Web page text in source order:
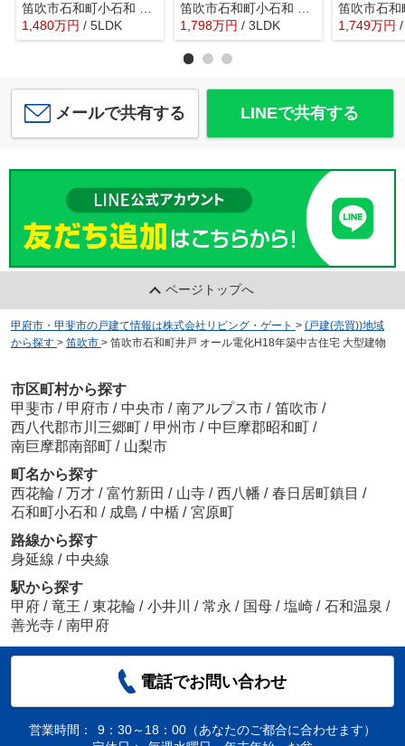
笛吹市石和町小石和 中古戸建 敷地112坪 南道路
1,480万円 / 5LDK
笛吹市石和町小石和 内外装一新で大変綺麗な建物 角地
1,798万円 / 3LDK 1,749万円
メールで共有する LINEで共有する
ページトップへ
甲府市・甲斐市の戸建て情報は株式会社リビング・ゲート > (戸建(売買))地域
から探す > 笛吹市 > 笛吹市石和町井戸 オール電化H18年築中古住宅 大型建物
市区町村から探す
甲斐市 / 甲府市 / 中央市 / 南アルプス市 / 笛吹市 /
西八代郡市川三郷町 / 甲州市 / 中巨摩郡昭和町 /
南巨摩郡南部町 / 山梨市
町名から探す
西花輪 / 万才 / 富竹新田 / 山寺 / 西八幡 / 春日居町鎮目 /
石和町小石和 / 成島 / 中楯 / 宮原町
路線から探す
身延線 / 中央線
駅から探す
甲府 / 竜王 / 東花輪 / 小井川 / 常永 / 国母 / 塩崎 / 石和温泉 /
善光寺 / 南甲府
電話でお問い合わせ
営業時間：
9：30～18：00（あなたのご都合に合わせます）